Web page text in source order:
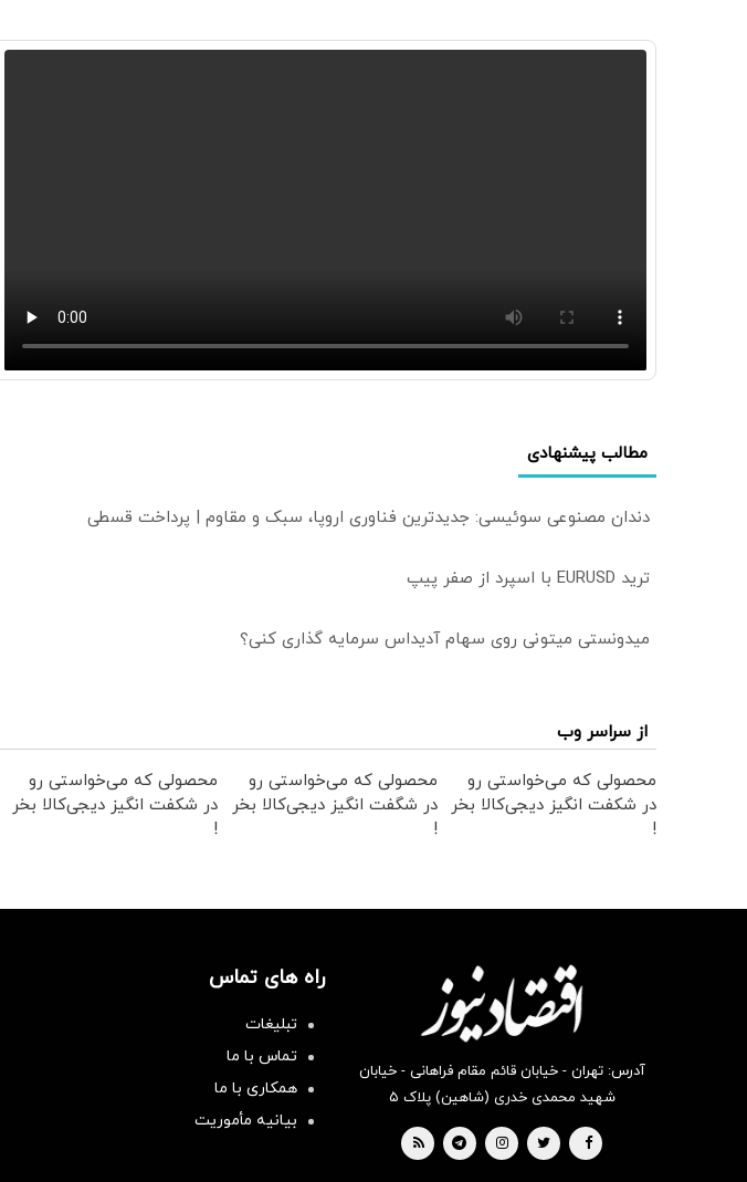
مطالب پیشنهادی
دندان مصنوعی سوئیسی: جدیدترین فناوری اروپا، سبک و مقاوم | پرداخت قسطی
ترید EURUSD با اسپرد از صفر پیپ
میدونستی میتونی روی سهام آدیداس سرمایه گذاری کنی؟
از سراسر وب
محصولی که می‌خواستی رو
در شکفت انگیز دیجی‌کالا بخر
!
محصولی که می‌خواستی رو
در شگفت انگیز دیجی‌کالا بخر
!
محصولی که می‌خواستی رو
در شکفت انگیز دیجی‌کالا بخر
!
آدرس: تهران - خیابان قائم مقام فراهانی - خیابان
شهید محمدی خدری (شاهین) پلاک ۵
راه های تماس
تبلیغات
تماس با ما
همکاری با ما
بیانیه مأموریت